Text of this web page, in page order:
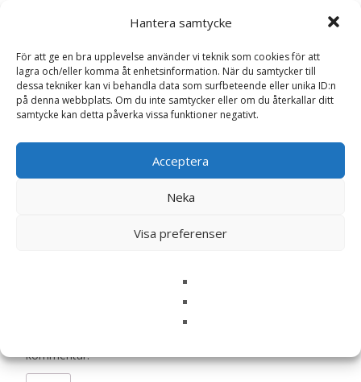
Hantera samtycke
För att ge en bra upplevelse använder vi teknik som cookies för att
lagra och/eller komma åt enhetsinformation. När du samtycker till
dessa tekniker kan vi behandla data som surfbeteende eller unika ID:n
på denna webbplats. Om du inte samtycker eller om du återkallar ditt
samtycke kan detta påverka vissa funktioner negativt.
Acceptera
Neka
Visa preferenser
av Kyckling för hund – 12 x 200 g – Hill’s”
Din e-postadress kommer inte publiceras.
Obligatoriska fält
är märkta*
Ditt betyg*
kommentar.